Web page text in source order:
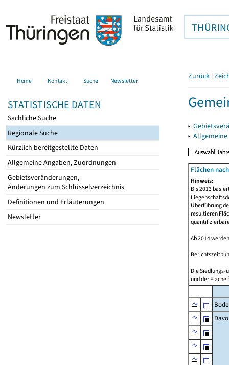
Home Kontakt Suche Newsletter
STATISTISCHE DATEN
Sachliche Suche
Regionale Suche
Kürzlich bereitgestellte Daten
Allgemeine Angaben, Zuordnungen
Gebietsveränderungen,
Änderungen zum Schlüsselverzeichnis
Definitionen und Erläuterungen
Newsletter
Zurück |
▸
▸
Flächen
Hinweis:
Bis 2013
Überführung
resultieren
Ab 2014
Die Siedlungs-
und der Fläche